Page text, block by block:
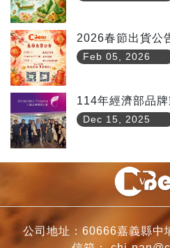
2026春節出貨公
Feb 05, 2026
114年經濟部品
Dec 15, 2025
公司地址：60666嘉義縣中